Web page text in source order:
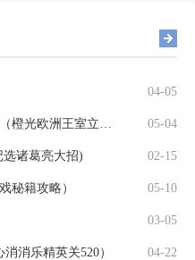
04-05
橙光游戏欧洲王室美女攻略大全（橙光欧洲王室立绘） 05-04
诸葛亮大招) 02-15
秘籍攻略） 05-10
03-05
消乐精英关520） 04-22